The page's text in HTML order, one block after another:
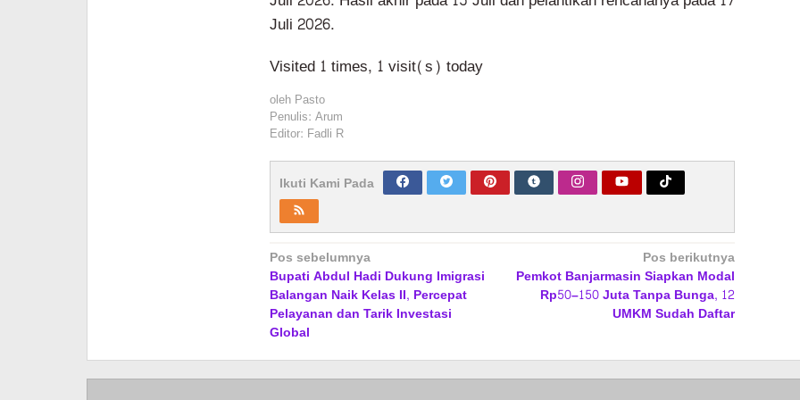
Juli 2026.
Visited 1 times, 1 visit(s) today
oleh Pasto
Penulis: Arum
Editor: Fadli R
Ikuti Kami Pada
Navigasi
pos
Pos sebelumnya
Bupati Abdul Hadi Dukung Imigrasi
Balangan Naik Kelas II, Percepat
Pelayanan dan Tarik Investasi
Global
Pos berikutnya
Pemkot Banjarmasin Siapkan Modal
Rp50–150 Juta Tanpa Bunga, 12
UMKM Sudah Daftar